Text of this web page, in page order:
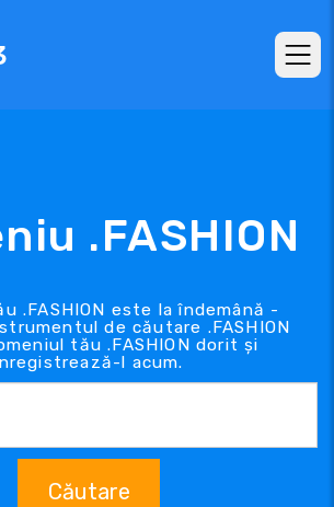
.FASHION
.FASHION este la îndemână -
de căutare .FASHION
tău .FASHION dorit și
l acum.
Căutare